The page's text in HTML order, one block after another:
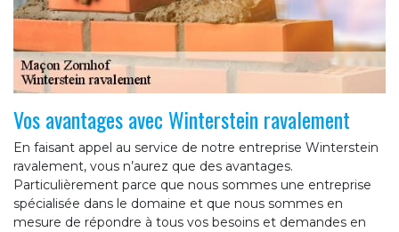
Vos avantages avec Winterstein ravalement
En faisant appel au service de notre entreprise Winterstein
ravalement, vous n’aurez que des avantages.
Particulièrement parce que nous sommes une entreprise
spécialisée dans le domaine et que nous sommes en
mesure de répondre à tous vos besoins et demandes en